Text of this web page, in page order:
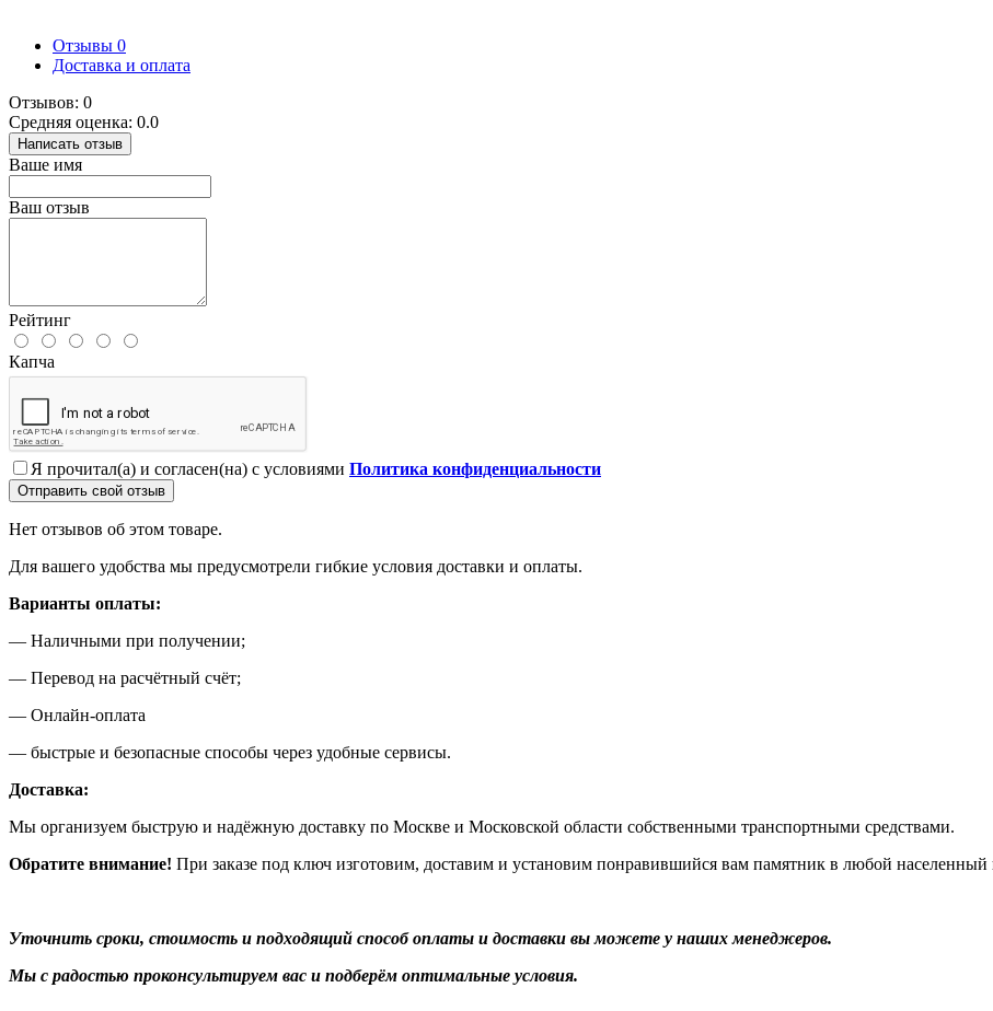
Отзывы 0
Доставка и оплата
Отзывов: 0
Средняя оценка: 0.0
Написать отзыв
Ваше имя
Ваш отзыв
Рейтинг
Капча
Я прочитал(а) и согласен(на) с условиями Политика конфиденциальности
Отправить свой отзыв
Нет отзывов об этом товаре.
Для вашего удобства мы предусмотрели гибкие условия доставки и оплаты.
Варианты оплаты:
— Наличными при получении;
— Перевод на расчётный счёт;
— Онлайн-оплата
— быстрые и безопасные способы через удобные сервисы.
Доставка:
Мы организуем быструю и надёжную доставку по Москве и Московской области собственными транспортными средствами.
Обратите внимание! При заказе под ключ изготовим, доставим и установим понравившийся вам памятник в любой населенный
Уточнить сроки, стоимость и подходящий способ оплаты и доставки вы можете у наших менеджеров.
Мы с радостью проконсультируем вас и подберём оптимальные условия.